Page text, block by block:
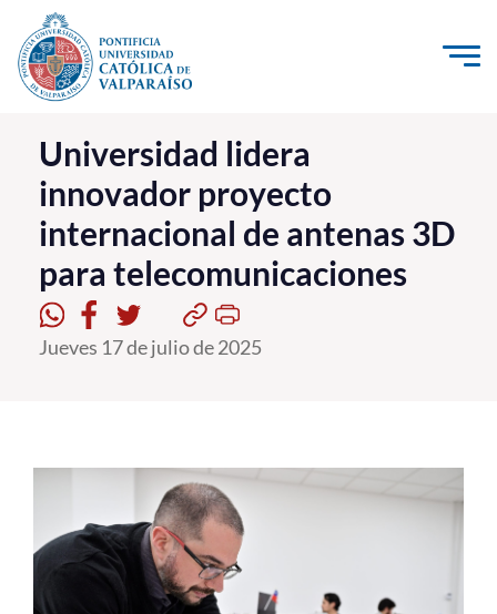
Click acá para ir directamente al contenido
La Universidad
Investigación, Creación e Innovación
PUCV Internacional
Vinculación con el Medio
Admisión
Formación Continua
Estudiantes
Académicos
Universidad lidera
innovador proyecto
internacional de antenas 3D
para telecomunicaciones
Jueves 17 de julio de 2025